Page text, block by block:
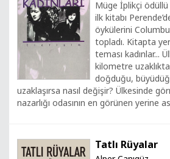
Müge İplikçi ödüllü
ilk kitabı
öykülerini
topladı. Kitapta
teması kadınlar...
kilometre
doğduğu,
uzaklaşırsa nasıl değişir? Ülkesinde
nazarlığı odasının en görünen yerine
Tatlı Rüyalar